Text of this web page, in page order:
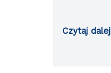
Czytaj dalej